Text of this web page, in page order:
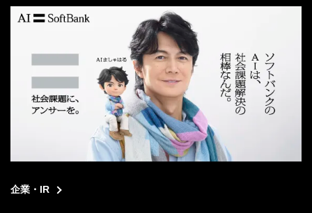
企業・IR